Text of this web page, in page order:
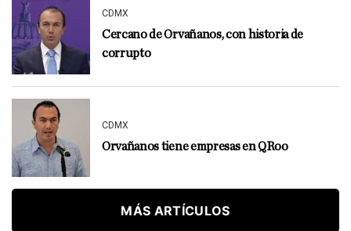
CDMX
Cercano de Orvañanos, con historia de
corrupto
CDMX
Orvañanos tiene empresas en QRoo
MÁS ARTÍCULOS